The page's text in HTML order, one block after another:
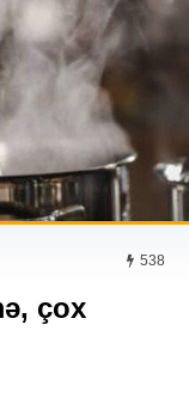
538
çox